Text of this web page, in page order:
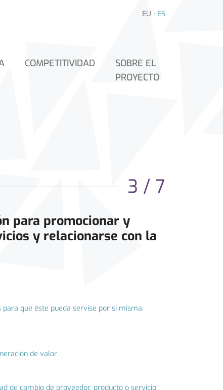
EU · ES
COMPETITIVIDAD
SOBRE EL
PROYECTO
3 / 7
para promocionar y
y relacionarse con la
que éste pueda servise por si misma,
de valor
de cambio de proveedor, producto o servicio